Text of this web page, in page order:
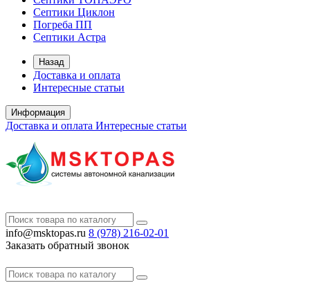
Септики Циклон
Погреба ПП
Септики Астра
Назад
Доставка и оплата
Интересные статьи
Информация
Доставка и оплата Интересные статьи
info@msktopas.ru 8 (978) 216-02-01
Заказать обратный звонок